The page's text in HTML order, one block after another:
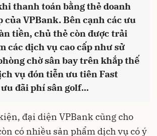
thanh toán bằng thẻ doanh
của VPBank. Bên cạnh các ưu
tiền, chủ thẻ còn được trải
các dịch vụ cao cấp như sử
chờ sân bay trên khắp thế
vụ đón tiễn ưu tiên Fast
đãi phí sân golf...
đại diện VPBank cũng cho
có nhiều sản phẩm dịch vụ có ý